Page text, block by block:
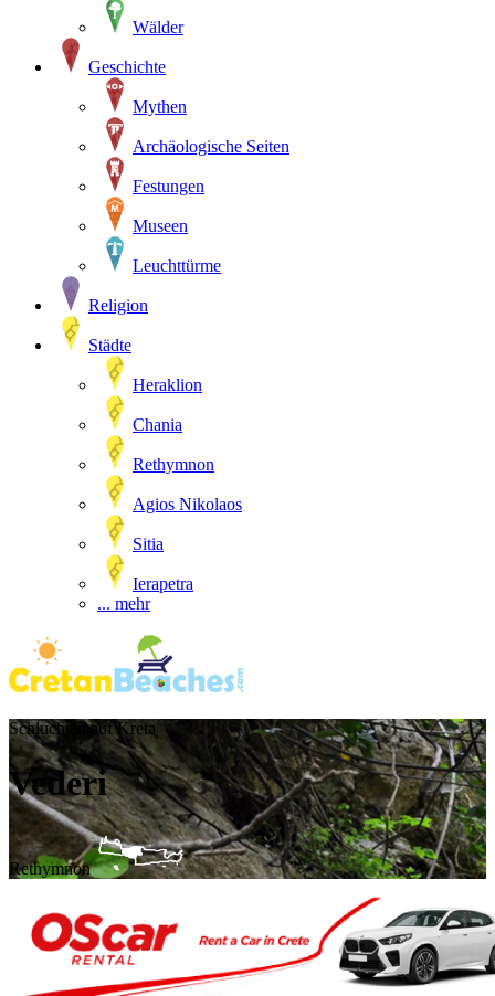
Wälder
Geschichte
Mythen
Archäologische Seiten
Festungen
Museen
Leuchttürme
Religion
Städte
Heraklion
Chania
Rethymnon
Agios Nikolaos
Sitia
Ierapetra
... mehr
Schluchten auf Kreta
Vederi
Rethymnon